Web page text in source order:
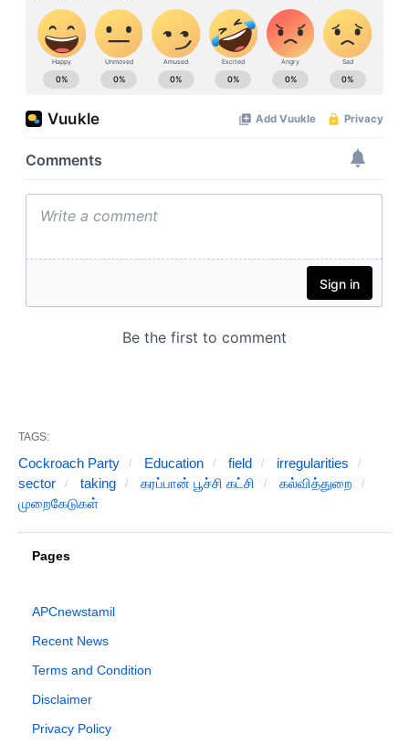
TAGS:
Cockroach Party Education field
irregularities
sector
taking கரப்பான் பூச்சி கட்சி
கல்வித்துறை
முறைகேடுகள்
Pages
APCnewstamil
Recent News
Terms and Condition
Disclaimer
Privacy Policy